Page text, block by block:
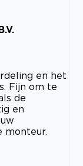
en het
Fijn om te
de
en
monteur.